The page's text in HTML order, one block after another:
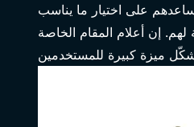
على اختيار ما يناسب
لهم. إن أعلام المقام الخاصة